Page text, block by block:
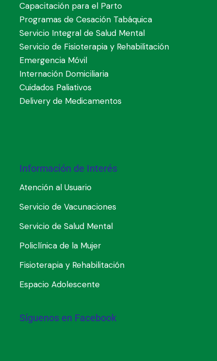
Capacitación para el Parto
Programas de Cesación Tabáquica
Servicio Integral de Salud Mental
Servicio de Fisioterapia y Rehabilitación
Emergencia Móvil
Internación Domiciliaria
Cuidados Paliativos
Delivery de Medicamentos
Información de Interés
Atención al Usuario
Servicio de Vacunaciones
Servicio de Salud Mental
Policlínica de la Mujer
Fisioterapia y Rehabilitación
Espacio Adolescente
Síguenos en Facebook